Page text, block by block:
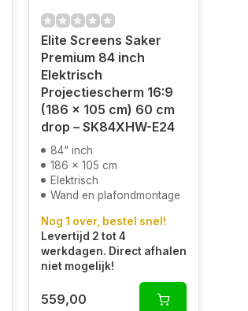
Elite Screens Saker
Premium 84 inch
Elektrisch
Projectiescherm 16:9
(186 x 105 cm) 60 cm
drop – SK84XHW-E24
84" inch
186 x 105 cm
Elektrisch
Wand en plafondmontage
Nog 1 over, bestel snel!
Levertijd 2 tot 4
werkdagen. Direct afhalen
niet mogelijk!
559,00